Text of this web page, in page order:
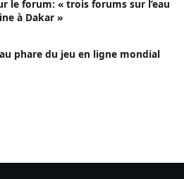
le forum: « trois forums sur l’eau
à Dakar »
phare du jeu en ligne mondial